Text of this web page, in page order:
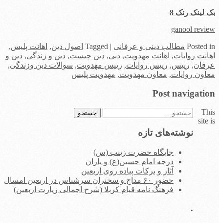
بک لینک رنک 8
ganool review
Posted in مطالب دینی و عرفانی |
Tagged اصول دین, اهانت پلیس,
اهانت روایات, اهانت مهدویت, دبی, دین چیست, دین و زندگی, دین و
عرفان, رییس, رییس روایات, رییس مهدویت, سوالات دین وزندگی,
معاون روایات, معاون مهدویت, مهدویت پلیس
Post navigation
جستجو
نوشته‌های تازه
جایگاه حضرت زینب (س)
درجه امام حسین(ع) و یاران
آثار و برکات پیاده روی اربعین
حضور ۶۰ مداح و سخنران سرشناس در اربعین امسال
فرهنگ نامه قیام کربلا (شرح اجمالی زیارت اربعین)
.
This
site is